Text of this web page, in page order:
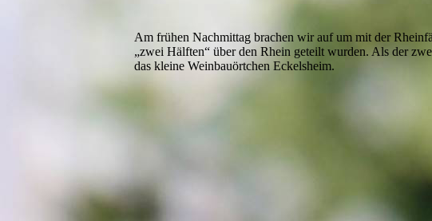
Am frühen Nachmittag brachen wir auf um mit der
„zwei Hälften“ über den Rhein geteilt wurden. Als der
das kleine Weinbauörtchen Eckelsheim.